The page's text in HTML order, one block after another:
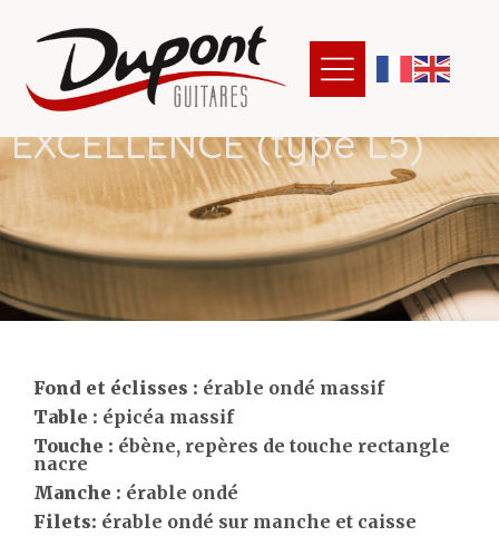
EXCELLENCE (type L5)
Fond et éclisses : érable ondé massif
Table : épicéa massif
Touche : ébène, repères de touche rectangle
nacre
Manche : érable ondé
Filets: érable ondé sur manche et caisse